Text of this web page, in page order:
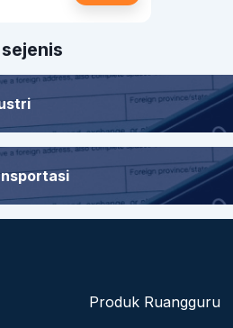
Produk Ruangguru